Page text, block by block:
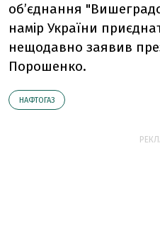
об’єднання
намір України
нещодавно заявив
Порошенко.
НАФТОГАЗ